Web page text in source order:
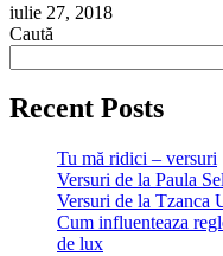
iulie 27, 2018
Caută
Recent Posts
Tu mă ridici – versuri
Versuri de la Paula
Versuri de la Tzanca
Cum influenteaza
de lux